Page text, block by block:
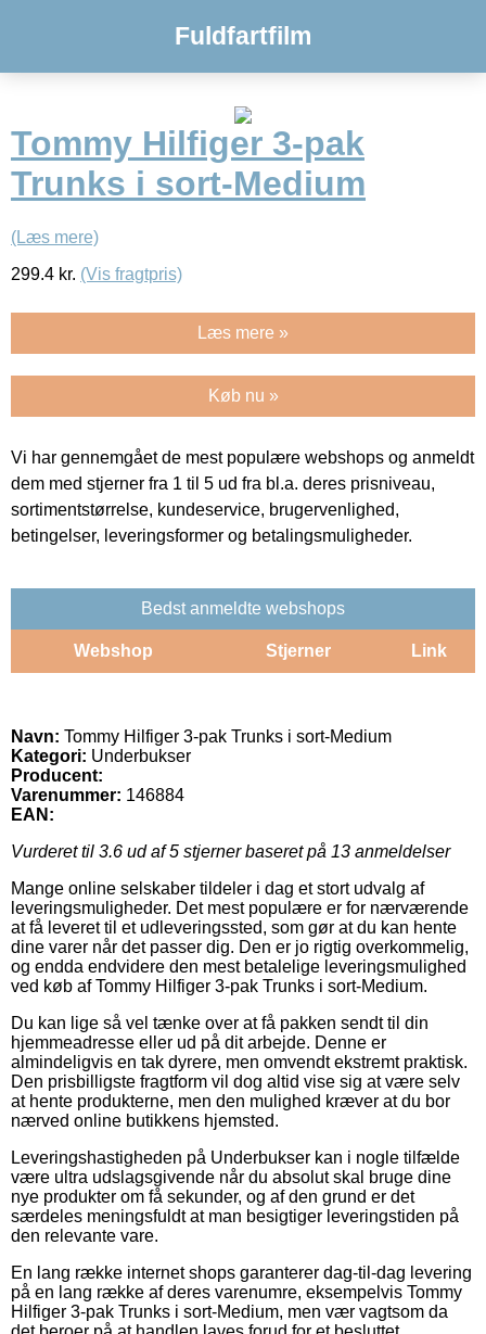
Fuldfartfilm
Tommy Hilfiger 3-pak
Trunks i sort-Medium
(Læs mere)
299.4 kr. (Vis fragtpris)
Læs mere »
Køb nu »
Vi har gennemgået de mest populære webshops og anmeldt
dem med stjerner fra 1 til 5 ud fra bl.a. deres prisniveau,
sortimentstørrelse, kundeservice, brugervenlighed,
betingelser, leveringsformer og betalingsmuligheder.
Bedst anmeldte webshops
Webshop Stjerner Link
Navn: Tommy Hilfiger 3-pak Trunks i sort-Medium
Kategori: Underbukser
Producent:
Varenummer: 146884
EAN:
Vurderet til 3.6 ud af 5 stjerner baseret på 13 anmeldelser
Mange online selskaber tildeler i dag et stort udvalg af
leveringsmuligheder. Det mest populære er for nærværende
at få leveret til et udleveringssted, som gør at du kan hente
dine varer når det passer dig. Den er jo rigtig overkommelig,
og endda endvidere den mest betalelige leveringsmulighed
ved køb af Tommy Hilfiger 3-pak Trunks i sort-Medium.
Du kan lige så vel tænke over at få pakken sendt til din
hjemmeadresse eller ud på dit arbejde. Denne er
almindeligvis en tak dyrere, men omvendt ekstremt praktisk.
Den prisbilligste fragtform vil dog altid vise sig at være selv
at hente produkterne, men den mulighed kræver at du bor
nærved online butikkens hjemsted.
Leveringshastigheden på Underbukser kan i nogle tilfælde
være ultra udslagsgivende når du absolut skal bruge dine
nye produkter om få sekunder, og af den grund er det
særdeles meningsfuldt at man besigtiger leveringstiden på
den relevante vare.
En lang række internet shops garanterer dag-til-dag levering
på en lang række af deres varenumre, eksempelvis Tommy
Hilfiger 3-pak Trunks i sort-Medium, men vær vagtsom da